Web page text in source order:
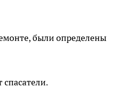
были определены